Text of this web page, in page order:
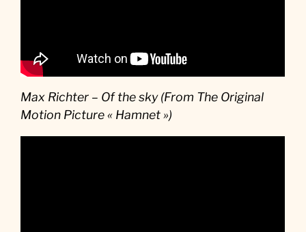
Max Richter – Of the sky (From The Original
Motion Picture « Hamnet »)